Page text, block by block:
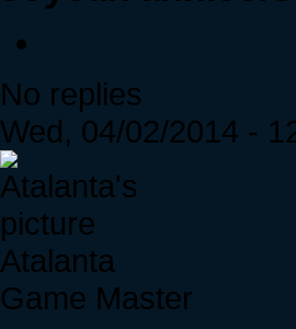
No replies
Wed, 04/02/2014 -
Atalanta
Game Master